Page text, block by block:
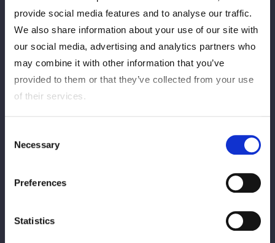
provide social media features and to analyse our traffic.
We also share information about your use of our site with
our social media, advertising and analytics partners who
may combine it with other information that you’ve
provided to them or that they’ve collected from your use
of their services.
Selection
Necessary
Preferences
Statistics
4・26横浜アリーナで小波を破り、ワンダー王座を戴冠した羽南
にとって2冠がかかるチャンス。5・23愛知大会ではSTARSを裏
切りH.A.T.E.に加入したビー・プレストリーとのV１戦が決まって
おり、弾みをつけたいところだった。
いきなりの場外戦で小波に捕まった羽南は早くも大ピンチを迎え
りしたビーとのワンダー王座戦前に、潰しておこうという魂胆
その後は〝マッチョ・ゴリさん〟飯田の奮闘から羽南のプランチ
攻撃で小波に一矢を報いる場面も。だが、H.A.T.E.の猛攻を浴び
た羽南が、最後は小波のファイナルランサーに捕まり無念のタッ